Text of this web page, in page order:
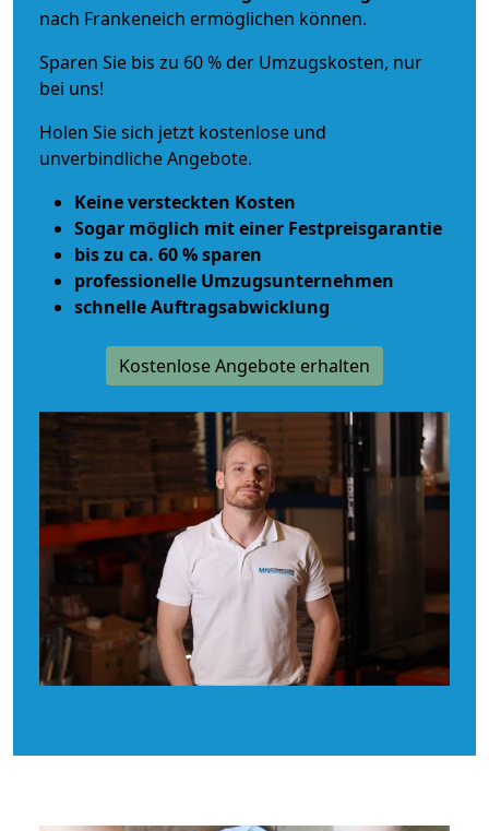
nach Frankeneich ermöglichen können.
Sparen Sie bis zu 60 % der Umzugskosten, nur
bei uns!
Holen Sie sich jetzt kostenlose und
unverbindliche Angebote.
Keine versteckten Kosten
Sogar möglich mit einer Festpreisgarantie
bis zu ca. 60 % sparen
professionelle Umzugsunternehmen
schnelle Auftragsabwicklung
Kostenlose Angebote erhalten